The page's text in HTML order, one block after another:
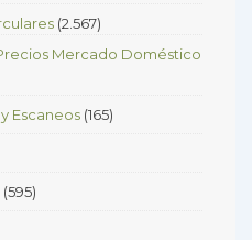
(2.567)
Mercado Doméstico
Escaneos (165)
(595)